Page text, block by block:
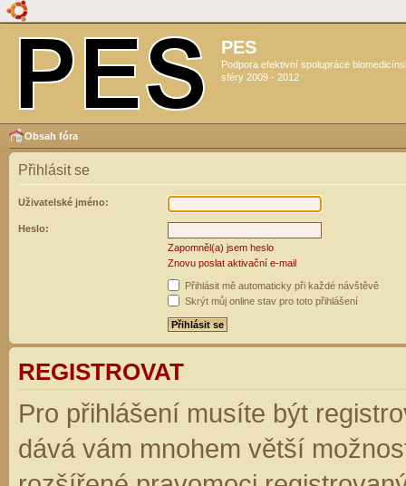
PES
Podpora efektivní spolupráce
sféry 2009 - 2012
Obsah fóra
Přihlásit se
Uživatelské jméno:
Heslo:
Zapomněl(a) jsem heslo
Znovu poslat aktivační e-mail
Přihlásit mě automaticky při každé návštěvě
Skrýt můj online stav pro toto přihlášení
REGISTROVAT
Pro přihlášení musíte být
dává vám mnohem větší